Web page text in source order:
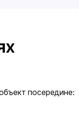
посередине: